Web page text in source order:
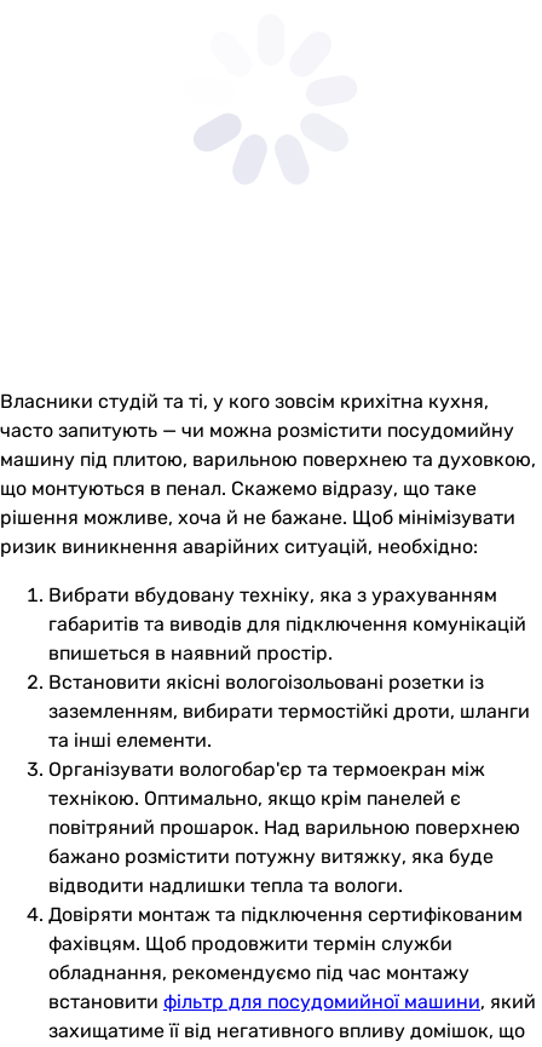
Власники студій та ті, у кого зовсім крихітна кухня,
часто запитують — чи можна розмістити посудомийну
машину під плитою, варильною поверхнею та духовкою,
що монтуються в пенал. Скажемо відразу, що таке
рішення можливе, хоча й не бажане. Щоб мінімізувати
ризик виникнення аварійних ситуацій, необхідно:
Вибрати вбудовану техніку, яка з урахуванням
габаритів та виводів для підключення комунікацій
впишеться в наявний простір.
Встановити якісні вологоізольовані розетки із
заземленням, вибирати термостійкі дроти, шланги
та інші елементи.
Організувати вологобар'єр та термоекран між
технікою. Оптимально, якщо крім панелей є
повітряний прошарок. Над варильною поверхнею
бажано розмістити потужну витяжку, яка буде
відводити надлишки тепла та вологи.
Довіряти монтаж та підключення сертифікованим
фахівцям. Щоб продовжити термін служби
обладнання, рекомендуємо під час монтажу
встановити фільтр для посудомийної машини, який
захищатиме її від негативного впливу домішок, що